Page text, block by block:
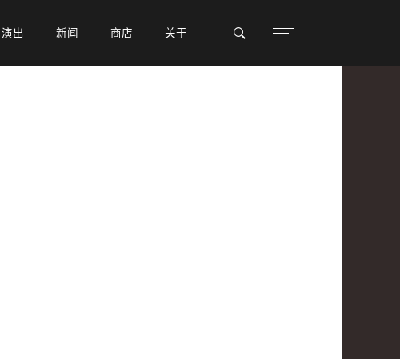
演出
演出 新闻
新闻 商店
商店 关于
关于